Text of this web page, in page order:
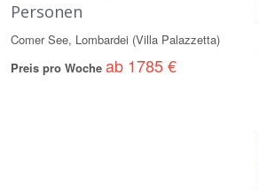
Personen
Comer See, Lombardei (Villa Palazzetta)
Preis pro Woche ab 1785 €